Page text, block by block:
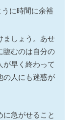
に時間に余裕
ましょう。あせ
臨むのは自分の
が早く終わって
の人にも迷惑が
に急がせること